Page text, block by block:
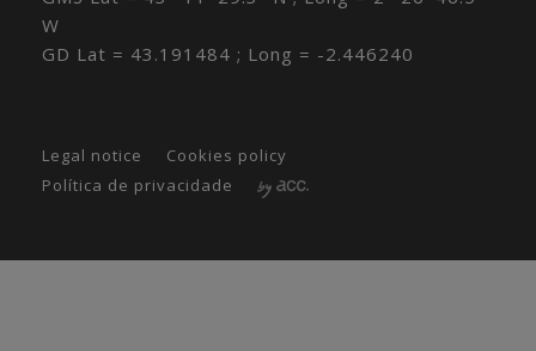
W
GD Lat = 43.191484 ; Long = -2.446240
Legal notice
Cookies policy
Política de privacidade